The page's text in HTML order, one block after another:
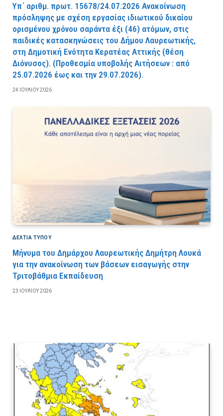
Υπ΄ αριθμ. πρωτ. 15678/24.07.2026 Ανακοίνωση
πρόσληψης με σχέση εργασίας ιδιωτικού δικαίου
ορισμένου χρόνου σαράντα έξι (46) ατόμων, στις
παιδικές κατασκηνώσεις του Δήμου Λαυρεωτικής,
στη Δημοτική Ενότητα Κερατέας Αττικής (θέση
Διόνυσος). (Προθεσμία υποβολής Αιτήσεων : από
25.07.2026 έως και την 29.07.2026).
24 ΙΟΥΛΊΟΥ 2026
ΔΕΛΤΙΑ ΤΥΠΟΥ
Μήνυμα του Δημάρχου Λαυρεωτικής Δημήτρη Λουκά
για την ανακοίνωση των βάσεων εισαγωγής στην
Τριτοβάθμια Εκπαίδευση
23 ΙΟΥΛΊΟΥ 2026